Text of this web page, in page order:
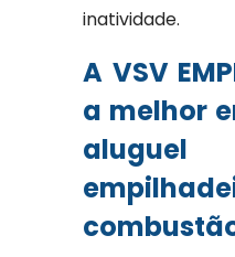
inatividade.
A VSV
a melhor